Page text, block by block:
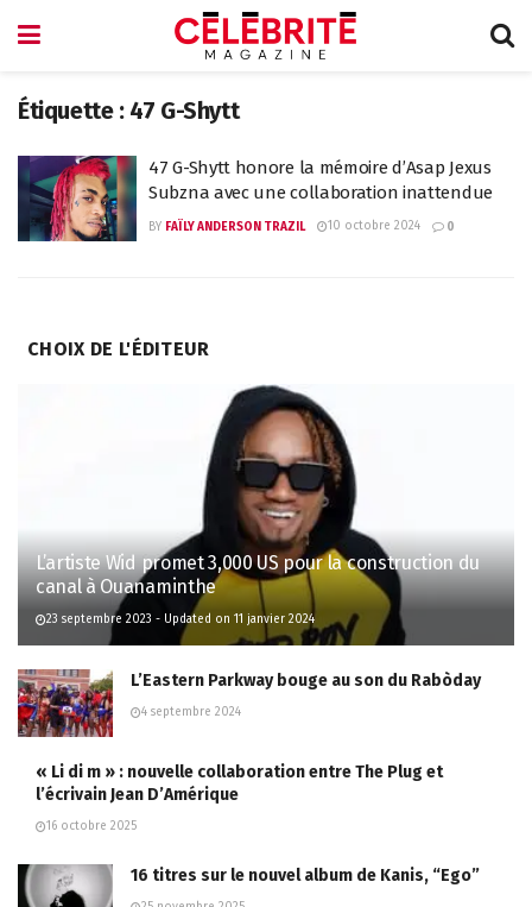
Étiquette : 47 G-Shytt
47 G-Shytt honore la mémoire d’Asap Jexus
Subzna avec une collaboration inattendue
BY FAÏLY ANDERSON TRAZIL 10 octobre 2024 0
CHOIX DE L'ÉDITEUR
L’artiste Wid promet 3,000 US pour la construction du
canal à Ouanaminthe
23 septembre 2023 - Updated on 11 janvier 2024
L’Eastern Parkway bouge au son du Rabòday
4 septembre 2024
« Li di m » : nouvelle collaboration entre The Plug et
l’écrivain Jean D’Amérique
16 octobre 2025
16 titres sur le nouvel album de Kanis, “Ego”